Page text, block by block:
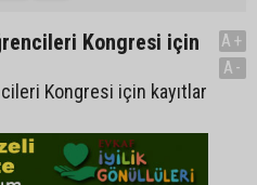
Kongresi için
Kongresi için kayıtlar
A+
A-